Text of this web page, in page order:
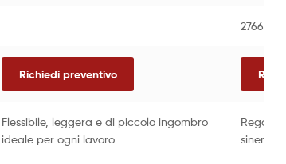
276600
Richiedi preventivo
Flessibile, leggera e di piccolo ingombro
ideale per ogni lavoro